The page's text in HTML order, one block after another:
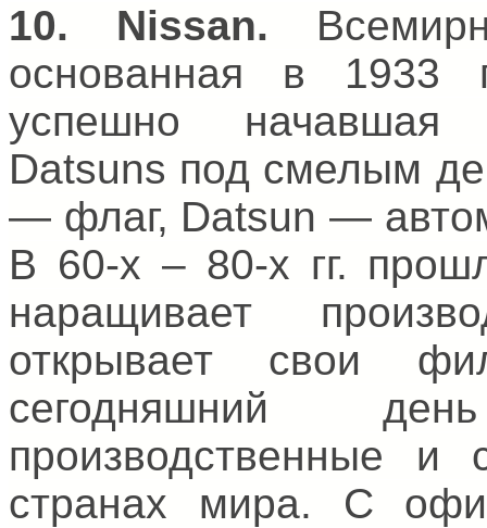
10. Nissan.
основанная в 1933
успешно начавшая
Datsuns под смелым
— флаг, Datsun —
В 60-х – 80-х гг.
наращивает
открывает свои
сегодняшний
производственные и
странах мира. С